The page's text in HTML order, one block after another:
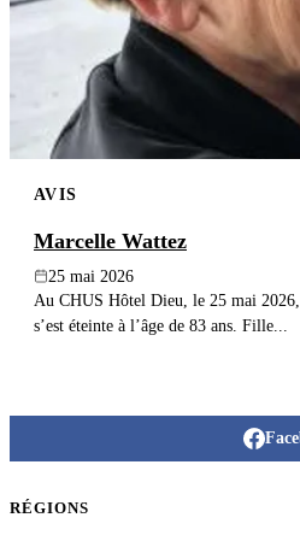
AVIS
Marcelle Wattez
25 mai 2026
Au CHUS Hôtel Dieu, le 25 mai
s’est éteinte à l’âge de 83 ans. Fille...
RÉGIONS